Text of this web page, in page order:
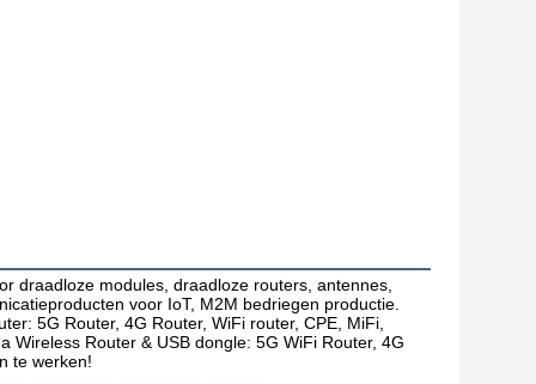
draadloze modules, draadloze routers, antennes,
voor IoT, M2M bedriegen productie.
5G Router, 4G Router, WiFi router, CPE, MiFi,
Wireless Router & USB dongle: 5G WiFi Router, 4G
te werken!